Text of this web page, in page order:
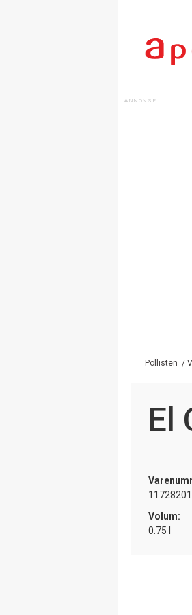
Pollisten /
El
11728201
Volum:
0.75 l